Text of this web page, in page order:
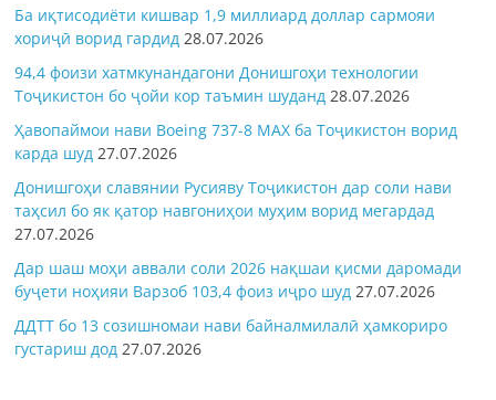
Ба иқтисодиёти кишвар 1,9 миллиард доллар сармояи
хориҷӣ ворид гардид 28.07.2026
94,4 фоизи хатмкунандагони Донишгоҳи технологии
Тоҷикистон бо ҷойи кор таъмин шуданд 28.07.2026
Ҳавопаймои нави Boeing 737-8 MAX ба Тоҷикистон ворид
карда шуд 27.07.2026
Донишгоҳи славянии Русияву Тоҷикистон дар соли нави
таҳсил бо як қатор навгониҳои муҳим ворид мегардад
27.07.2026
Дар шаш моҳи аввали соли 2026 нақшаи қисми даромади
буҷети ноҳияи Варзоб 103,4 фоиз иҷро шуд 27.07.2026
ДДТТ бо 13 созишномаи нави байналмилалӣ ҳамкориро
густариш дод 27.07.2026